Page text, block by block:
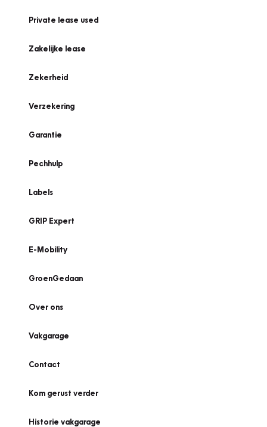
Private lease used
Zakelijke lease
Zekerheid
Verzekering
Garantie
Pechhulp
Labels
GRIP Expert
E-Mobility
GroenGedaan
Over ons
Vakgarage
Contact
Kom gerust verder
Historie vakgarage